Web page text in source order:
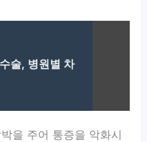
술, 병원별 차
을 주어 통증을 악화시